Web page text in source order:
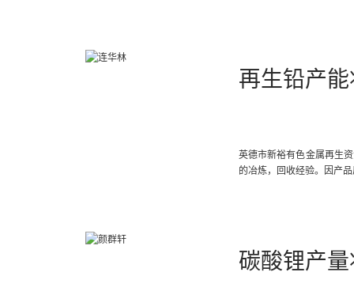
再生铅产
英德市新裕有色金属再生
的冶炼，回收经验。因产
碳酸锂产